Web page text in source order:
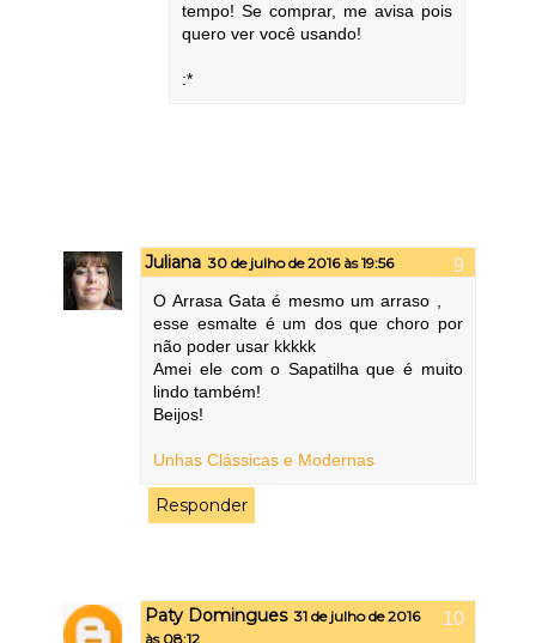
tempo! Se comprar, me avisa pois
quero ver você usando!
:*
Juliana 30 de julho de 2016 às 19:56
O Arrasa Gata é mesmo um arraso ,
esse esmalte é um dos que choro por
não poder usar kkkkk
Amei ele com o Sapatilha que é muito
lindo também!
Beijos!
Unhas Clássicas e Modernas
Responder
Paty Domingues 31 de julho de 2016
às 08:12